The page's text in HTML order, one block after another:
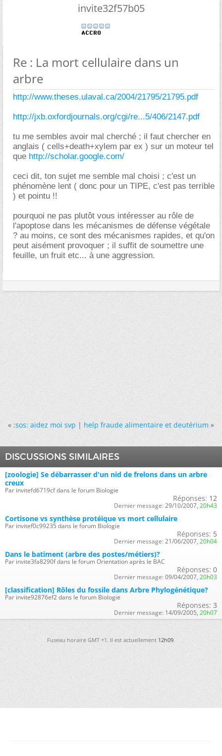
invite32f57b05
Re : La mort cellulaire dans un
arbre
http://www.theses.ulaval.ca/2004/21795/21795.pdf
http://jxb.oxfordjournals.org/cgi/re...5/406/2147.pdf
tu me sembles avoir mal cherché ; il faut chercher en
anglais ( cells+death+xylem par ex ) sur un moteur tel
que http://scholar.google.com/
ceci dit, ton sujet me semble mal choisi ; c'est un
phénomène lent ( donc pour un TIPE, c'est pas terrible
) et pointu !!
pourquoi ne pas plutôt vous intéresser au rôle de
l'apoptose dans les mécanismes de défense végétale
? au moins, ce sont des mécanismes rapides, et qu'on
peut aisément provoquer ; il suffit de soumettre une
feuille, un fruit etc... à une aggression.
« :sos: aidez moi svp|help fraude alimentaire et deutérium »
DISCUSSIONS SIMILAIRES
[zoologie] Se débarrasser d'un nid de frelons dans un arbre
creux
Par invitefd6719cf dans le forum Biologie
Réponses: 12
Dernier message: 29/10/2007, 20h43
Cortisone vs synthèse protéique vs mort cellulaire
Par invitef0c99235 dans le forum Biologie
Réponses: 5
Dernier message: 21/06/2007, 20h04
Dans le batiment (arbre des postes/métiers)?
Par invite3fa8290f dans le forum Orientation après le BAC
Réponses: 0
Dernier message: 09/04/2007, 20h03
[classification] Rôles du fossile dans Arbre Phylogénétique?
Par invite92876ef2 dans le forum Biologie
Réponses: 3
Dernier message: 14/09/2005, 20h07
Fuseau horaire GMT +1. Il est actuellement 12h09.